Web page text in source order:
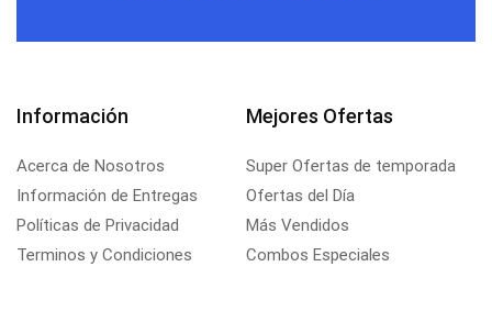
Información
Acerca de Nosotros
Información de Entregas
Políticas de Privacidad
Terminos y Condiciones
Mejores Ofertas
Super Ofertas de temporada
Ofertas del Día
Más Vendidos
Combos Especiales